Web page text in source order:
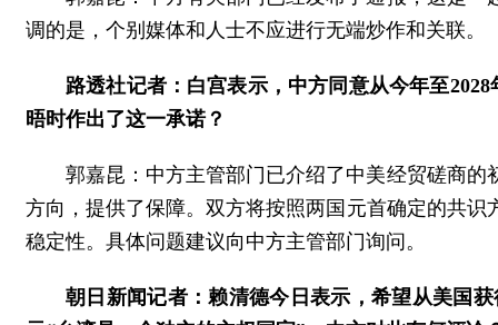
调的是，个别媒体和人士不应进行无端炒作和关联。
路透社记者：白宫表示，中方同意从今年至
晤时作出了这一承诺？
郭嘉昆：中方主管部门已介绍了中美经贸磋商
方向，提供了保障。双方将按照两国元首确定的共
稳定性。具体问题建议向中方主管部门询问。
朝日新闻记者：赖清德今日表示，希望从美国